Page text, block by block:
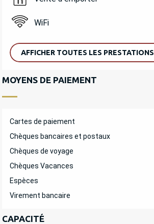
WiFi
AFFICHER TOUTES LES PRESTATIONS
MOYENS DE PAIEMENT
Cartes de paiement
Chèques bancaires et postaux
Chèques de voyage
Chèques Vacances
Espèces
Virement bancaire
CAPACITÉ